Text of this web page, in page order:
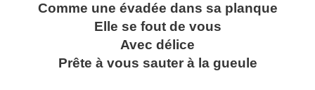
Comme une évadée dans sa planque
Elle se fout de vous
Avec délice
Prête à vous sauter à la gueule